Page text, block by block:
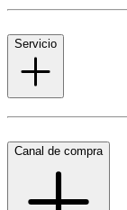
Servicio
Canal de compra